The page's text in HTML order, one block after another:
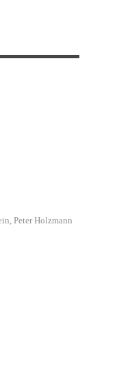
Peter Holzmann